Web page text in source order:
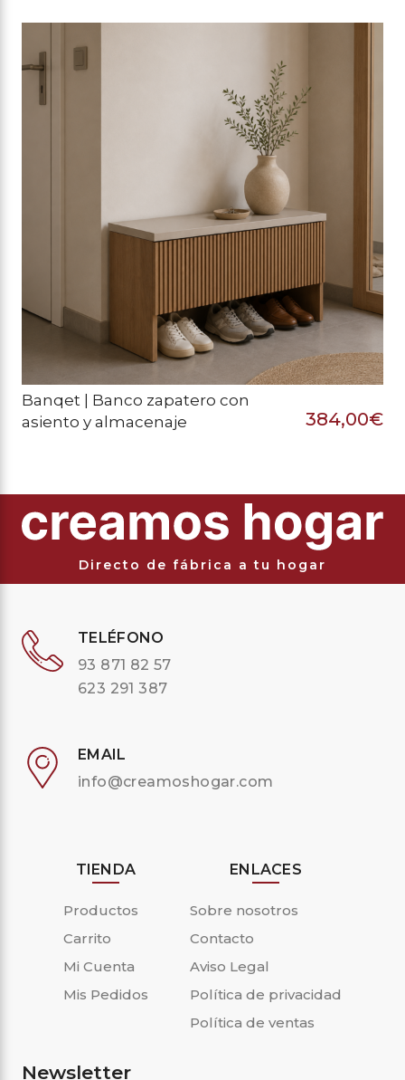
Banqet | Banco zapatero con
asiento y almacenaje
384,00€
Directo de fábrica a tu hogar
TELÉFONO
93 871 82 57
623 291 387
EMAIL
info@creamoshogar.com
TIENDA
Productos
Carrito
Mi Cuenta
Mis Pedidos
ENLACES
Sobre nosotros
Contacto
Aviso Legal
Política de privacidad
Política de ventas
Newsletter